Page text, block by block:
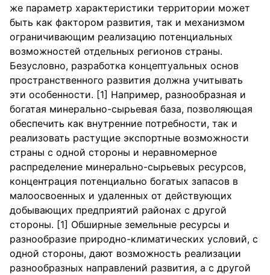
же параметр характеристики территории может
быть как фактором развития, так и механизмом
ограничивающим реализацию потенциальных
возможностей отдельных регионов страны.
Безусловно, разработка концептуальных основ
пространственного развития должна учитывать
эти особенности. [1] Например, разнообразная и
богатая минерально-сырьевая база, позволяющая
обеспечить как внутренние потребности, так и
реализовать растущие экспортные возможности
страны с одной стороны и неравномерное
распределение минерально-сырьевых ресурсов,
концентрация потенциально богатых запасов в
малоосвоенных и удаленных от действующих
добывающих предприятий районах с другой
стороны. [1] Обширные земельные ресурсы и
разнообразие природно-климатических условий, с
одной стороны, дают возможность реализации
разнообразных направлений развития, а с другой